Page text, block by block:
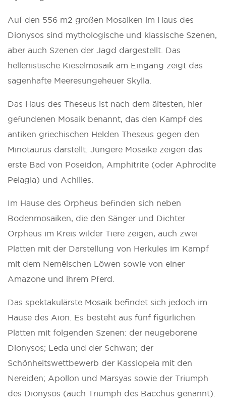
Auf den 556 m2 großen Mosaiken im Haus des
Dionysos sind mythologische und klassische Szenen,
aber auch Szenen der Jagd dargestellt. Das
hellenistische Kieselmosaik am Eingang zeigt das
sagenhafte Meeresungeheuer Skylla.
Das Haus des Theseus ist nach dem ältesten, hier
gefundenen Mosaik benannt, das den Kampf des
antiken griechischen Helden Theseus gegen den
Minotaurus darstellt. Jüngere Mosaike zeigen das
erste Bad von Poseidon, Amphitrite (oder Aphrodite
Pelagia) und Achilles.
Im Hause des Orpheus befinden sich neben
Bodenmosaiken, die den Sänger und Dichter
Orpheus im Kreis wilder Tiere zeigen, auch zwei
Platten mit der Darstellung von Herkules im Kampf
mit dem Nemëischen Löwen sowie von einer
Amazone und ihrem Pferd.
Das spektakulärste Mosaik befindet sich jedoch im
Hause des Aion. Es besteht aus fünf figürlichen
Platten mit folgenden Szenen: der neugeborene
Dionysos; Leda und der Schwan; der
Schönheitswettbewerb der Kassiopeia mit den
Nereiden; Apollon und Marsyas sowie der Triumph
des Dionysos (auch Triumph des Bacchus genannt).